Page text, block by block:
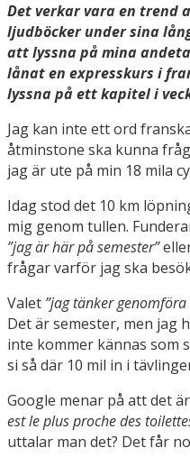
Det verkar vara en trend
ljudböcker under sina
att lyssna på mina
lånat en expresskurs i
lyssna på ett kapitel i
Jag kan inte ett ord
åtminstone ska kunna
jag är ute på min 18 mila
Idag stod det 10 km
mig genom tullen.
”jag är här på semester”
frågar varför jag ska
Valet ”jag tänker
Det är semester, men jag
inte kommer kännas som
si så där 10 mil in i
Google menar på att det
est le plus proche des
uttalar man det? Det får